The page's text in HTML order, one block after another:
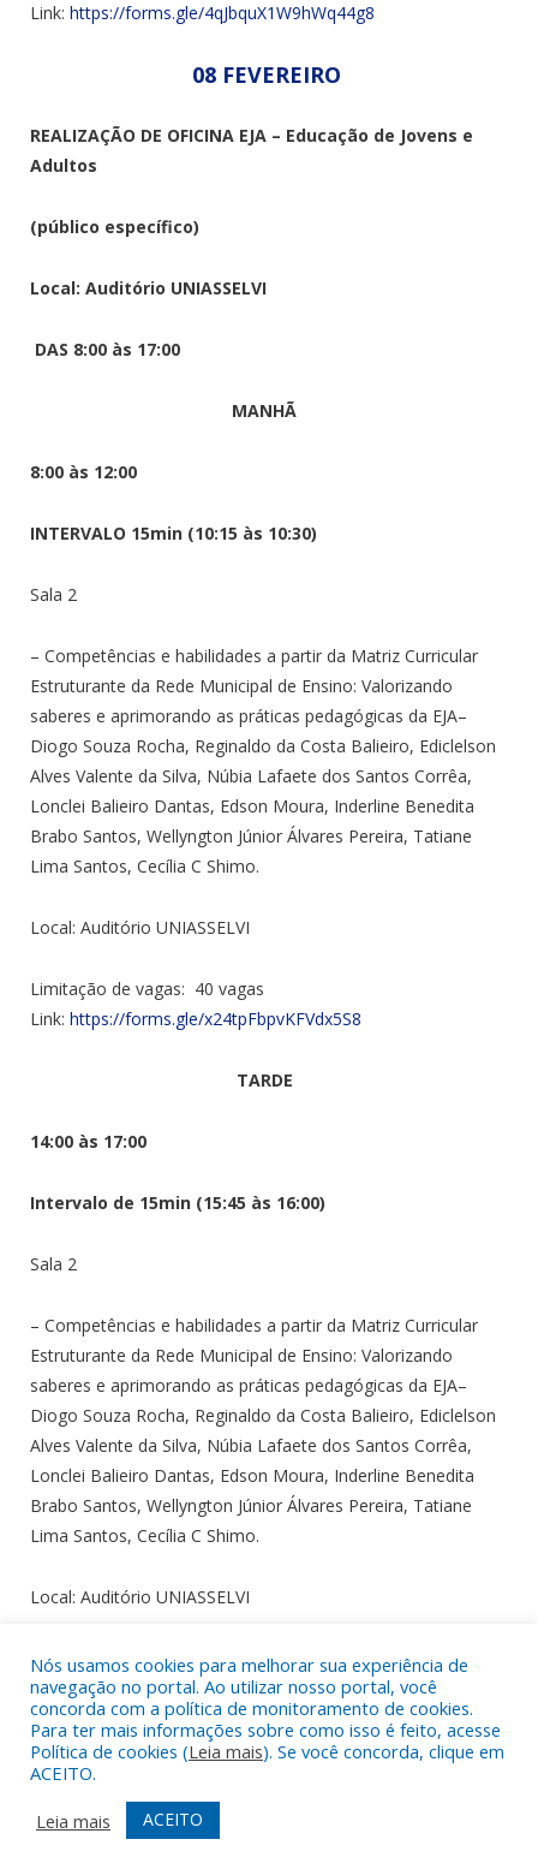
Link: https://forms.gle/4qJbquX1W9hWq44g8
08 FEVEREIRO
REALIZAÇÃO DE OFICINA EJA – Educação de Jovens e
Adultos
(público específico)
Local: Auditório UNIASSELVI
DAS 8:00 às 17:00
MANHÃ
8:00 às 12:00
INTERVALO 15min (10:15 às 10:30)
Sala 2
– Competências e habilidades a partir da Matriz Curricular
Estruturante da Rede Municipal de Ensino: Valorizando
saberes e aprimorando as práticas pedagógicas da EJA–
Diogo Souza Rocha, Reginaldo da Costa Balieiro, Ediclelson
Alves Valente da Silva, Núbia Lafaete dos Santos Corrêa,
Lonclei Balieiro Dantas, Edson Moura, Inderline Benedita
Brabo Santos, Wellyngton Júnior Álvares Pereira, Tatiane
Lima Santos, Cecília C Shimo.
Local: Auditório UNIASSELVI
Limitação de vagas: 40 vagas
Link: https://forms.gle/x24tpFbpvKFVdx5S8
TARDE
14:00 às 17:00
Intervalo de 15min (15:45 às 16:00)
Sala 2
– Competências e habilidades a partir da Matriz Curricular
Estruturante da Rede Municipal de Ensino: Valorizando
saberes e aprimorando as práticas pedagógicas da EJA–
Diogo Souza Rocha, Reginaldo da Costa Balieiro, Ediclelson
Alves Valente da Silva, Núbia Lafaete dos Santos Corrêa,
Lonclei Balieiro Dantas, Edson Moura, Inderline Benedita
Brabo Santos, Wellyngton Júnior Álvares Pereira, Tatiane
Lima Santos, Cecília C Shimo.
Local: Auditório UNIASSELVI
Limitação de vagas: 40 vagas
Link:https://forms.gle/x24tpFbpvKFVdx5S8
09 FEVEREIRO
FORMAÇÃO CONTINUADA DE GESTORES ESCOLARES E
COORDENAÇÃO PEDAGÓGICA
Nós usamos cookies para melhorar sua experiência de
navegação no portal. Ao utilizar nosso portal, você
concorda com a política de monitoramento de cookies.
Para ter mais informações sobre como isso é feito, acesse
Política de cookies (Leia mais). Se você concorda, clique em
ACEITO.
Leia mais
ACEITO